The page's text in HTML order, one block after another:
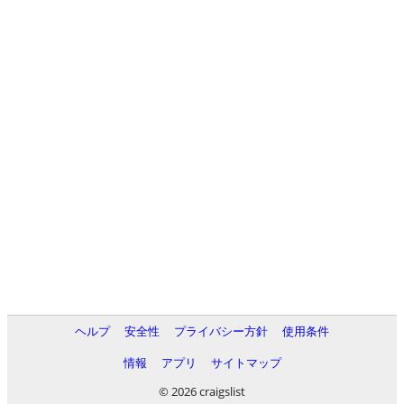
ヘルプ 安全性 プライバシー方針
使用条件
情報
アプリ
サイトマップ
© 2026 craigslist